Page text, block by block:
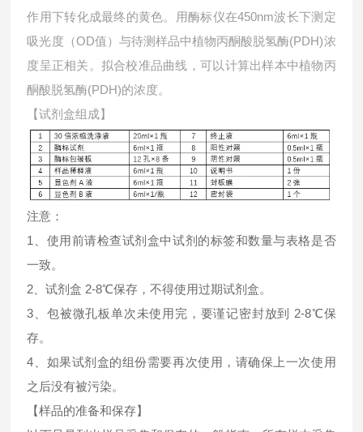
作用下转化成最终的黄色。用酶标仪在450nm波长下测定
吸光度（OD值）与待测样品中植物丙酮酸脱氢酶(PDH)浓
度呈正相关。拟合校准品曲线，可以计算出样本中植物丙
酮酸脱氢酶(PDH)的浓度。
【试剂盒组成】
注意：
1、使用前请检查试剂盒中试剂的标签和数量与表格是否
一致。
2、试剂盒 2-8℃保存，不得使用过期试剂盒。
3、包被微孔板单次未使用完，要谨记密封放到 2-8℃保
存。
4、如果试剂盒的组份需要再次使用，请确保上一次使用
之后没有被污染。
【样品的准备和保存】